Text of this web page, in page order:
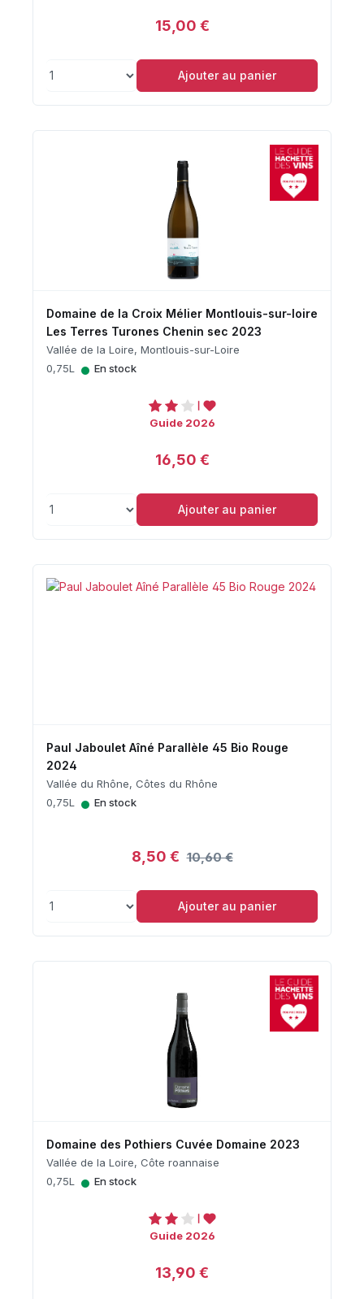
15,00 €
Ajouter au panier
Domaine de la Croix Mélier Montlouis-sur-loire
Les Terres Turones Chenin sec 2023
Vallée de la Loire, Montlouis-sur-Loire
0,75L
• En stock
Guide 2026
16,50 €
Ajouter au panier
Paul Jaboulet Aîné Parallèle 45 Bio Rouge
2024
Vallée du Rhône, Côtes du Rhône
0,75L
• En stock
8,50 € 10,60 €
Ajouter au panier
Domaine des Pothiers Cuvée Domaine 2023
Vallée de la Loire, Côte roannaise
0,75L
• En stock
Guide 2026
13,90 €